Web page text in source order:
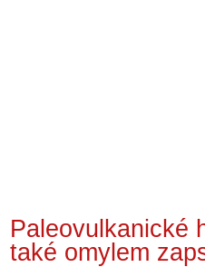
Paleovulkanické
také omylem